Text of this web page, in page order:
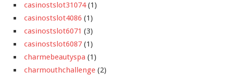
casinostslot31074(1)
casinostslot4086 (1)
casinostslot6071 (3)
casinostslot6087 (1)
charmebeautyspa (1)
charmouthchallenge (2)